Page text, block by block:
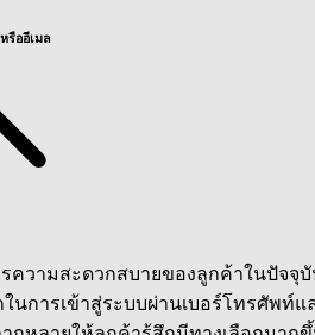
รืออีเมล
ความสะดวกสบายของลูกค้าในปัจจุ
ในการเข้าสู่ระบบผ่านเบอร์โทรศัพท์แ